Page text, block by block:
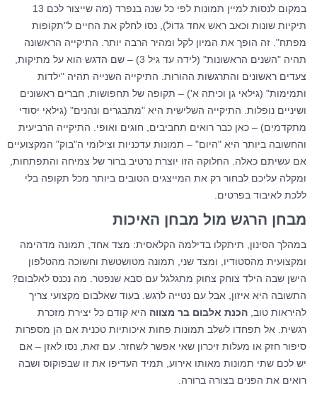
במקום לנסות למיין תמונות לפי כל שנה בנפרד (מה שייצור לכם 13
תיקיות שונות וכאב ראש אחד גדול), נסו לחלק את החיים ל"תקופות
מפתח". זה הופך את המיון לקל ומהיר הרבה יותר. התיקייה הראשונה
תהיה "השנים הראשונות" (לידה עד גיל 3) – שם הדגש הוא על מתיקות,
צעדים ראשונים והתרגשות ההורות. התיקייה השנייה תהיה "ילדות
ותמימות" (גילאי גן וכיתה א') – תקופה של תחפושות, חברים ראשונים
ושיניים נופלות. התיקייה השלישית היא "מתבגרים ונהנים" (גילאי יסודי
מתקדמים) – כאן כבר רואים תחביבים, חוגים ואופי. התיקייה הרביעית
והחשובה ביותר היא "היום" – תמונות עדכניות וצילומי ה"בוק" המקצועיים
אם עשיתם כאלה. החלוקה הזו יוצרת נרטיב ברור של צמיחה והתפתחות,
ומקלה עליכם לבחור רק את המייצגים הטובים ביותר מכל תקופה בלי
ללכת לאיבוד בפרטים.
מבחן הרגש מול מבחן האיכות
במהלך הסינון, תיתקלו בדילמה הקלאסית: מצד אחד, תמונה מדהימה
ומקצועית מהסטודיו, ומצד שני, תמונה מטושטשת וחשוכה מהטלפון
הישן שבה הילד צוחק צחוק מתגלגל עם סבא שנפטר. מה נכנס לאלבום?
התשובה היא איזון, אבל עם נטייה לרגש. בעוד שאלבום מקצועי צריך
להיראות טוב, הכנת אלבום בר מצווה היא קודם כל יצירת מזכרת
רגשית. אל תפחדו לשלב תמונות פחות איכותיות טכנית אם הן מספרות
סיפור חזק או מעלות זיכרון שאי אפשר לשחזר. עם זאת, נסו לאזן – אם
יש לכם שתי תמונות מאותו אירוע, תמיד העדיפו את זו שבפוקוס ושבה
רואים את הפנים בצורה ברורה.